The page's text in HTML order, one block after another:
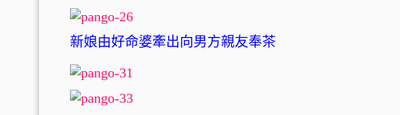
新娘由好命婆牽出向男方親友奉茶